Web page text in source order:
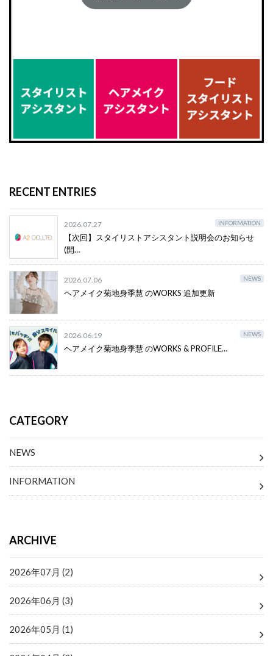
RECENT ENTRIES
2026.07.27 INFORMATION
【次回】スタイリストアシスタント説明会のお知らせ
(開…
2026.07.06 NEWS
ヘアメイク菊地身季慧 のWORKS 追加更新
2026.06.19 NEWS
ヘアメイク菊地身季慧 のWORKS & PROFILE…
CATEGORY
NEWS
INFORMATION
ARCHIVE
2026年07月 (2)
2026年06月 (3)
2026年05月 (1)